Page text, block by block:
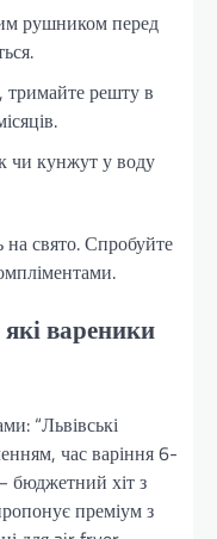
рушником перед
тримайте решту в
чи кунжут у воду
на свято. Спробуйте
вареники
“Львівські
час варіння 6-
бюджетний хіт з
преміум з